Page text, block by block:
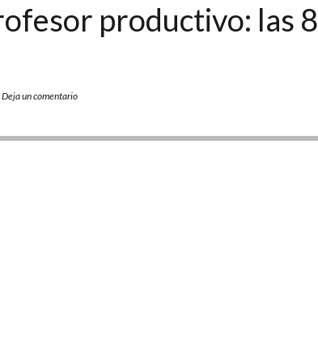
productivo: las 8
Deja un comentario